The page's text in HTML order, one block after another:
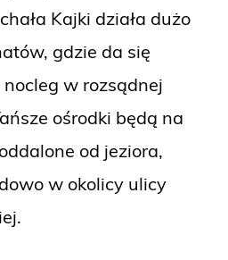
Kajki działa dużo
gdzie da się
nocleg w rozsądnej
ośrodki będą na
od jeziora,
w okolicy ulicy